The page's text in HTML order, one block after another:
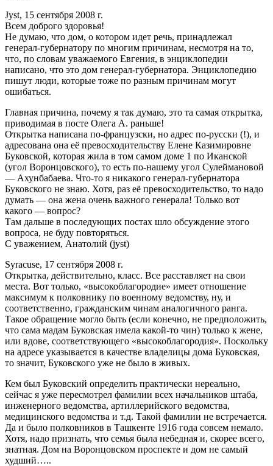
Jуst, 15 сентября 2008 г.
Всем доброго здоровья!
Не думаю, что дом, о котором идет речь, принадлежал
генерал-губернатору по многим причинам, несмотря на то,
что, по словам уважаемого Евгения, в энциклопедии
написано, что это дом генерал-губернатора. Энциклопедию
пишут люди, которые тоже по разным причинам могут
ошибаться.
Главная причина, почему я так думаю, это та самая открытка,
приводимая в посте Олега А. раньше!
Открытка написана по-французски, но адрес по-русски (!), и
адресована она её превосходительству Елене Казимировне
Буковской, которая жила в том самом доме 1 по Иканской
(угол Воронцовского), то есть по-нашему угол Сулеймановой
— Ахунбабаева. Что-то я никакого генерал-губернатора
Буковского не знаю. Хотя, раз её превосходительство, то надо
думать — она жена очень важного генерала! Только вот
какого — вопрос?
Там дальше в последующих постах шло обсуждение этого
вопроса, не буду повторяться.
С уважением, Анатолий (jуst)
Syracuse, 17 сентября 2008 г.
Открытка, действительно, класс. Все расставляет на свои
места. Вот только, «высокоблагородие» имеет отношение
максимум к полковнику по военному ведомству, ну, и
соответственно, гражданским чинам аналогичного ранга.
Такое обращение могло быть (если конечно, не предположить,
что сама мадам Буковская имела какой-то чин) только к жене,
или вдове, соответствующего «высокоблагородия». Поскольку
на адресе указывается в качестве владелицы дома Буковская,
то значит, Буковского уже не было в живых.
Кем был Буковский определить практически нереально,
сейчас я уже пересмотрел фамилии всех начальников штаба,
инженерного ведомства, артиллерийского ведомства,
медицинского ведомства и т.д. Такой фамилии не встречается.
Да и было полковников в Ташкенте 1916 года совсем немало.
Хотя, надо признать, что семья была небедная и, скорее всего,
знатная. Дом на Воронцовском проспекте и дом не самый
худший…..